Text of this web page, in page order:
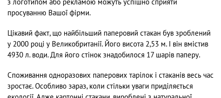
просуванню Вашої фірми.
Цікавий факт, що найбільший паперовий стакан був зроблений
у 2000 році у Великобританії. Його висота 2,53 м. І він вмістив
4930 л. води. Для його стінок знадобилося 17 шарів паперу.
Споживання одноразових паперових тарілок і стаканів весь час
зростає. Особливо зараз, коли стільки уваги приділяється